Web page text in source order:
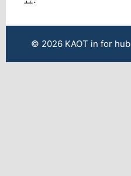
© 2026 KAOT in for hub